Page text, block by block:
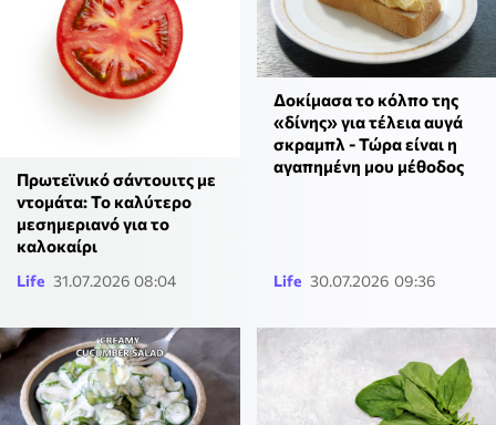
Πρωτεϊνικό σάντουιτς με
ντομάτα: Το καλύτερο
μεσημεριανό για το
καλοκαίρι
Life 31.07.2026 08:04
Δοκίμασα το κόλπο της
«δίνης» για τέλεια αυγά
σκραμπλ - Τώρα είναι η
αγαπημένη μου μέθοδος
Life 30.07.2026 09:36